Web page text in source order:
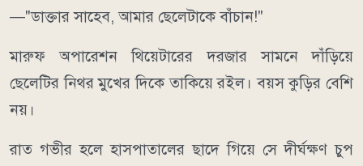
—"ডাক্তার সাহেব, আমার ছেলেটাকে বাঁচান!"
মারুফ অপারেশন থিয়েটারের দরজার সামনে দাঁড়িয়ে
ছেলেটির নিথর মুখের দিকে তাকিয়ে রইল। বয়স কুড়ির বেশি
নয়।
রাত গভীর হলে হাসপাতালের ছাদে গিয়ে সে দীর্ঘক্ষণ চুপ